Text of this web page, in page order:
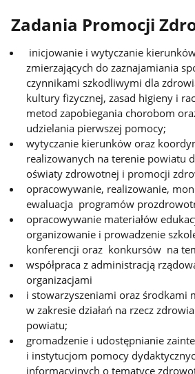
Zadania Promocji
inicjowanie i wytyczanie
zmierzających do zaznajamiania
czynnikami szkodliwymi dla
kultury fizycznej, zasad higieny i
metod zapobiegania chorobom
udzielania pierwszej pomocy;
wytyczanie kierunków oraz
realizowanych na terenie powiatu
oświaty zdrowotnej i promocji
opracowywanie, realizowanie,
ewaluacja programów
opracowywanie materiałów
organizowanie i prowadzenie
konferencji oraz konkursów na
współpraca z administracją
organizacjami
i stowarzyszeniami oraz środkami
w zakresie działań na rzecz
powiatu;
gromadzenie i udostępnianie
i instytucjom pomocy
informacyjnych o tematyce